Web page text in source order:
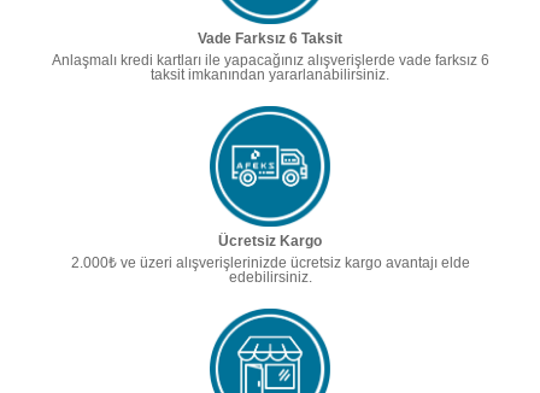
Vade Farksız 6 Taksit
Anlaşmalı kredi kartları ile yapacağınız alışverişlerde vade farksız 6
taksit imkanından yararlanabilirsiniz.
Ücretsiz Kargo
2.000₺ ve üzeri alışverişlerinizde ücretsiz kargo avantajı elde
edebilirsiniz.